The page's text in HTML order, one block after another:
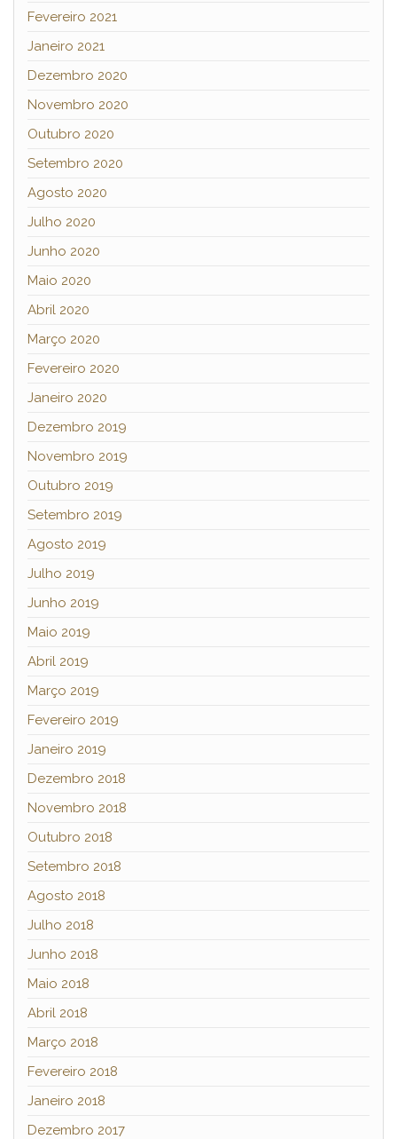
Fevereiro 2021
Janeiro 2021
Dezembro 2020
Novembro 2020
Outubro 2020
Setembro 2020
Agosto 2020
Julho 2020
Junho 2020
Maio 2020
Abril 2020
Março 2020
Fevereiro 2020
Janeiro 2020
Dezembro 2019
Novembro 2019
Outubro 2019
Setembro 2019
Agosto 2019
Julho 2019
Junho 2019
Maio 2019
Abril 2019
Março 2019
Fevereiro 2019
Janeiro 2019
Dezembro 2018
Novembro 2018
Outubro 2018
Setembro 2018
Agosto 2018
Julho 2018
Junho 2018
Maio 2018
Abril 2018
Março 2018
Fevereiro 2018
Janeiro 2018
Dezembro 2017